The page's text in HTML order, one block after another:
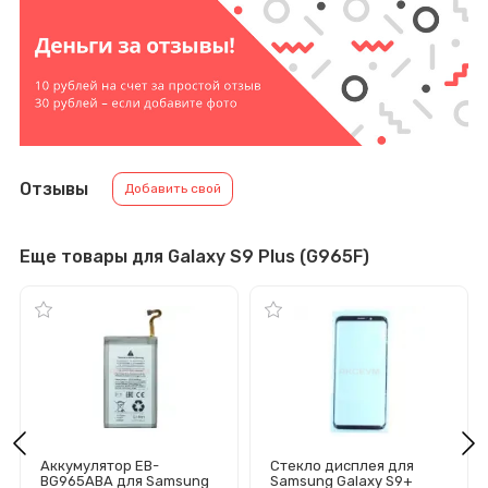
Отзывы Добавить свой
Еще товары для Galaxy S9 Plus (G965F)
Аккумулятор EB-
BG965ABA для Samsung
Стекло дисплея для
Samsung Galaxy S9+